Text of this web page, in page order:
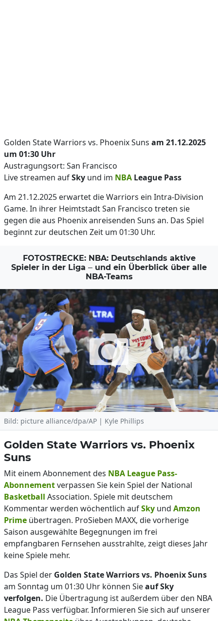
Golden State Warriors vs. Phoenix Suns am 21.12.2025
um 01:30 Uhr
Austragungsort: San Francisco
Live streamen aufSky und im NBA League Pass
Am 21.12.2025 erwartet die Warriors ein Intra-Division
Game. In ihrer Heimtstadt San Francisco treten sie
gegen die aus Phoenix anreisenden Suns an. Das Spiel
beginnt zur deutschen Zeit um 01:30 Uhr.
FOTOSTRECKE: NBA: Deutschlands aktive
Spieler in der Liga – und ein Überblick über alle
NBA-Teams
Bild: picture alliance/dpa/AP | Kyle Phillips
Golden State Warriors vs. Phoenix
Suns
Mit einem Abonnement des NBA League Pass-
Abonnementverpassen Sie kein Spiel der National
Basketball Association. Spiele mit deutschem
Kommentar werden wöchentlich aufSky und Amzon
Prime übertragen. ProSieben MAXX, die vorherige
Saison ausgewählte Begegnungen im frei
empfangbaren Fernsehen ausstrahlte, zeigt dieses Jahr
keine Spiele mehr.
Das Spiel der Golden State Warriors vs. Phoenix Suns
am Sonntag um 01:30 Uhr können Sieauf Sky
verfolgen. Die Übertragung ist außerdem über den NBA
League Pass verfügbar. Informieren Sie sich auf unserer